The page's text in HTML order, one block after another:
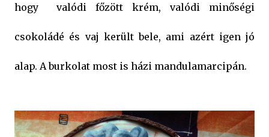
hogy valódi főzött krém, valódi minőségi
csokoládé és vaj került bele, ami azért igen jó
alap. A burkolat most is házi mandulamarcipán.